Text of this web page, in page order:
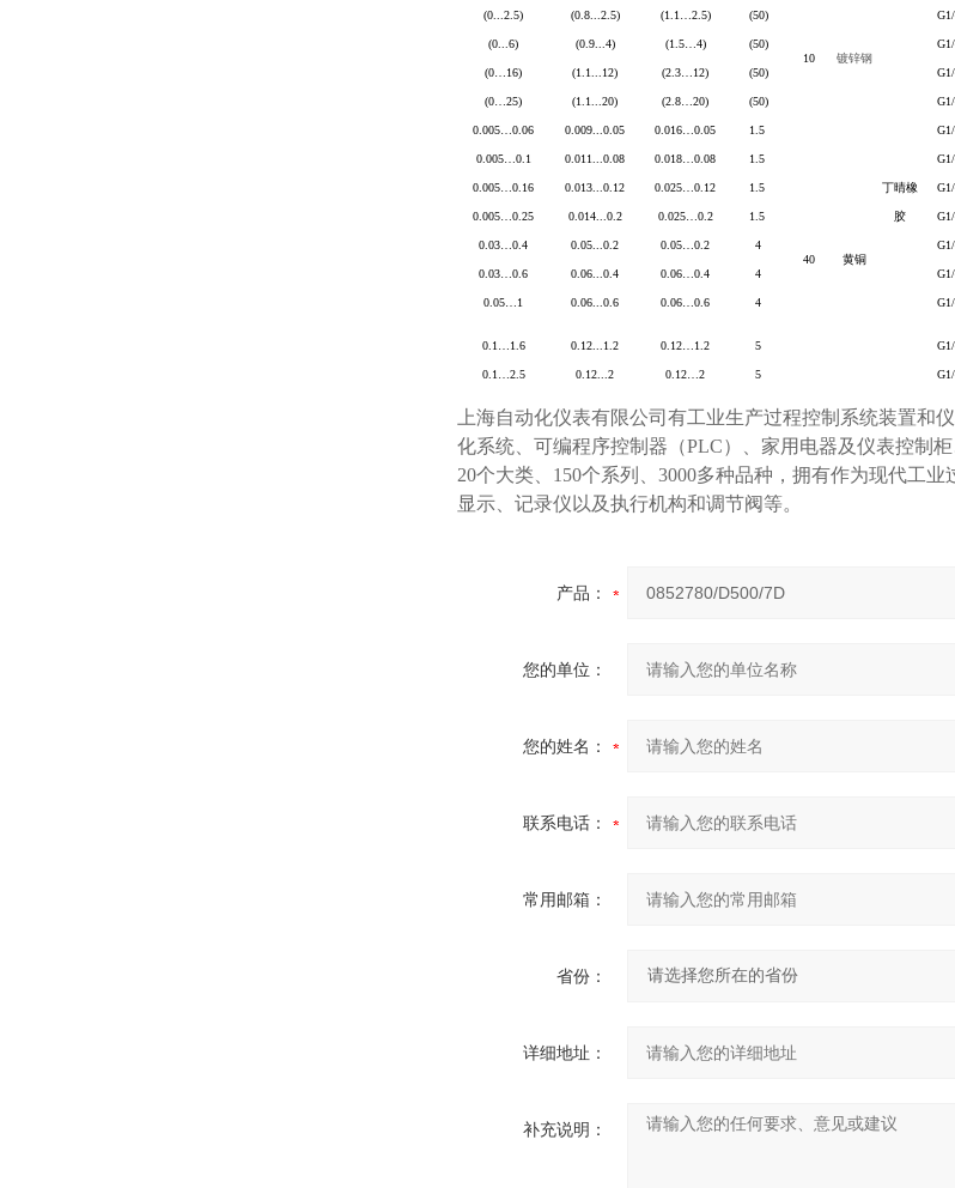
(0 2.5)
(0 6)
(0 16)
(0 25)
(0.8...2.5)
(0.9...4)
(1.1...12)
(1.1...20)
(1.1 2.5)
(1.5… 4)
(2.3 12)
(2.8 20)
(50)
(50)
(50)
(50)
10 镀锌钢
丁晴橡
胶
0.005 0.06
0.005… 0.1
0.005 0.16
0.005 0.25
0.009...0.05
0.011...0.08
0.013...0.12
0.014...0.2
0.016 0.05
0.018 0.08
0.025 0.12
0.025… 0.2
1.5
1.5
1.5
1.5
40 黄铜
0.03 0.4
0.03 0.6
0.05 1
0.05...0.2
0.06...0.4
0.06...0.6
0.05 0.2
0.06 0.4
0.06 0.6
4
4
4
0.1 1.6
0.1 2.5
0.12...1.2
0.12...2
0.12 1.2
0.12 2
5
5
上海自动化仪表有限公司有工业生产过程控制系统装置
化系统、可编程序控制器（PLC）、家用电器及仪表控制
20个大类、150个系列、3000多种品种，拥有作为现代工
显示、记录仪以及执行机构和调节阀等。
产品：
您的单位：
您的姓名：
联系电话：
常用邮箱：
省份：
详细地址：
补充说明：